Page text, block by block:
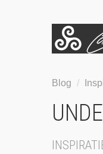
Blog /